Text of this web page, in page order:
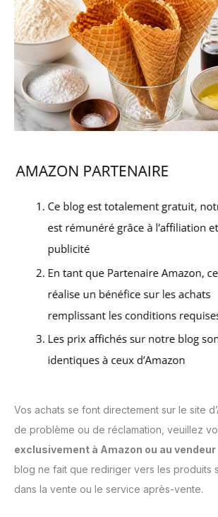
Vos achats se font directement sur le site
de problème ou de réclamation, veuillez
exclusivement à Amazon ou au
blog ne fait que rediriger vers les produits
dans la vente ou le service après-vente.